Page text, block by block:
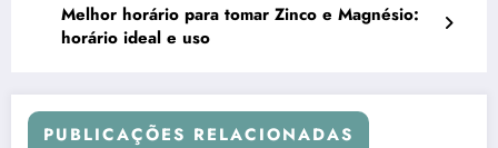
Melhor horário para tomar Zinco e Magnésio:
horário ideal e uso
PUBLICAÇÕES RELACIONADAS